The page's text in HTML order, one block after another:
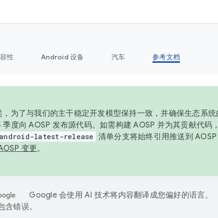
性 Android 设备 汽车 参考文档
为了与我们的主干稳定开发模型保持一致，并确保生态系
季度向 AOSP 发布源代码。如需构建 AOSP 并为其贡献代码
latest-release 清单分支将始终引用推送到
变更。
Google 会使用 AI 技术将内容翻译成您偏好的语言。
含错误。